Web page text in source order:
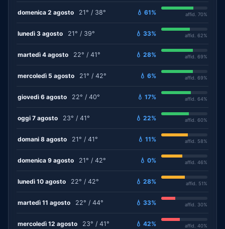
domenica 2 agosto 21° / 38° 💧 61% affid. 70%
lunedì 3 agosto 21° / 39° 💧 33% affid. 62%
martedì 4 agosto 22° / 41° 💧 28% affid. 69%
mercoledì 5 agosto 21° / 42° 💧 6% affid. 69%
giovedì 6 agosto 22° / 40° 💧 17% affid. 64%
oggi 7 agosto 23° / 41° 💧 22% affid. 60%
domani 8 agosto 21° / 41° 💧 11% affid. 58%
domenica 9 agosto 21° / 42° 💧 0% affid. 46%
lunedì 10 agosto 22° / 42° 💧 28% affid. 51%
martedì 11 agosto 22° / 44° 💧 33% affid. 30%
mercoledì 12 agosto 23° / 41° 💧 42% affid. 40%